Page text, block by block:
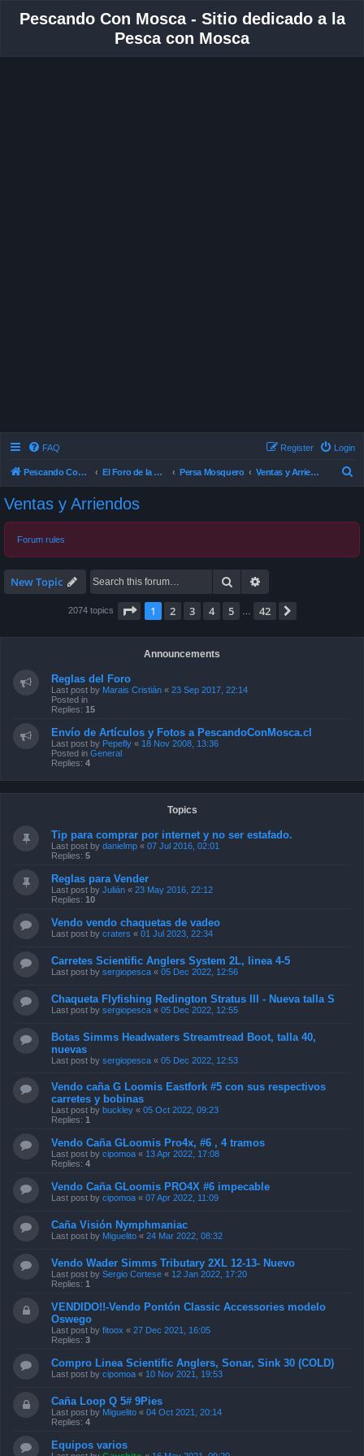
Pescando Con Mosca - Sitio dedicado a la
Pesca con Mosca
FAQ Login
Register
Pescando Con Mosca El Foro de la Pesca con Mosca en Chile Persa Mosquero Ventas y Arriendos
Ventas y Arriendos
Forum rules
New Topic Search
2074 topics Page 1of 42
1 2 3 4 5 42
Announcements
Reglas del Foro
Last post by Marais Cristián « 23 Sep 2017, 22:14
Posted in
Replies: 15
Envío de Artículos y Fotos a PescandoConMosca.cl
Last post by Pepefly « 18 Nov 2008, 13:36
Posted in General
Replies: 4
Topics
Tip para comprar por internet y no ser estafado.
Last post by danielmp « 07 Jul 2016, 02:01
Replies: 5
Reglas para Vender
Last post by Julián « 23 May 2016, 22:12
Replies: 10
Vendo vendo chaquetas de vadeo
Last post by craters « 01 Jul 2023, 22:34
Carretes Scientific Anglers System 2L, linea 4-5
Last post by sergiopesca « 05 Dec 2022, 12:56
Chaqueta Flyfishing Redington Stratus III - Nueva talla S
Last post by sergiopesca « 05 Dec 2022, 12:55
Botas Simms Headwaters Streamtread Boot, talla 40,
nuevas
Last post by sergiopesca « 05 Dec 2022, 12:53
Vendo caña G Loomis Eastfork #5 con sus respectivos
carretes y bobinas
Last post by buckley « 05 Oct 2022, 09:23
Replies: 1
Vendo Caña GLoomis Pro4x, #6 , 4 tramos
Last post by cipomoa « 13 Apr 2022, 17:08
Replies: 4
Vendo Caña GLoomis PRO4X #6 impecable
Last post by cipomoa « 07 Apr 2022, 11:09
Caña Visión Nymphmaniac
Last post by Miguelito « 24 Mar 2022, 08:32
Vendo Wader Simms Tributary 2XL 12-13- Nuevo
Last post by Sergio Cortese « 12 Jan 2022, 17:20
Replies: 1
VENDIDO!!-Vendo Pontón Classic Accessories modelo
Oswego
Last post by fitoox « 27 Dec 2021, 16:05
Replies: 3
Compro Linea Scientific Anglers, Sonar, Sink 30 (COLD)
Last post by cipomoa « 10 Nov 2021, 19:53
Caña Loop Q 5# 9Pies
Last post by Miguelito « 04 Oct 2021, 20:14
Replies: 4
Equipos varios